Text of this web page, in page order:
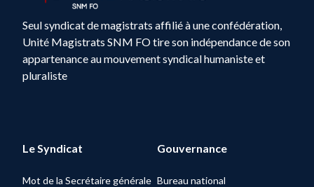
Seul syndicat de magistrats affilié à une confédération,
Unité Magistrats SNM FO tire son indépendance de son
appartenance au mouvement syndical humaniste et
pluraliste
Le Syndicat
Mot de la Secrétaire générale
Gouvernance
Bureau national